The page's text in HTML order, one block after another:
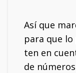
Así que
para que
ten en
de